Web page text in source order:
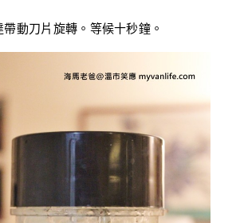
動刀片旋轉。等候十秒鐘。